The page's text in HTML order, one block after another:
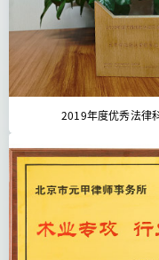
2019年度优秀法律